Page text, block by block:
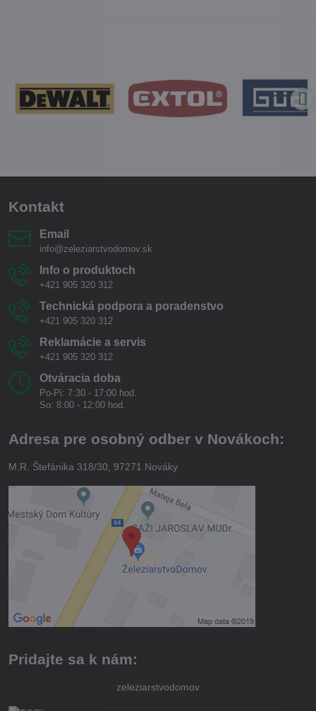
Kontakt
Email
info@zeleziarstvodomov.sk
Info o produktoch
+421 905 320 312
Technická podpora a poradenstvo
+421 905 320 312
Reklamácie a servis
+421 905 320 312
Otváracia doba
Po-Pi: 7:30 - 17:00 hod.
So: 8:00 - 12:00 hod.
Adresa pre osobný odber v Novákoch:
M.R. Štefánika 318/30, 97271 Nováky
Pridajte sa k nám:
zeleziarstvodomov